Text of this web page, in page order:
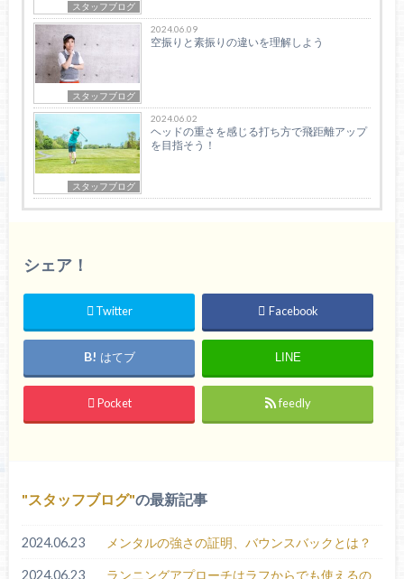
スタッフブログ
スタッフブログ
2024.06.09
空振りと素振りの違いを理解しよう
スタッフブログ
2024.06.02
ヘッドの重さを感じる打ち方で飛距離アップ
を目指そう！
シェア！
Twitter Facebook
はてブ LINE
Pocket feedly
スタッフブログ の最新記事
2024.06.23 メンタルの強さの証明、バウンスバックとは？
2024.06.23
ランニングアプローチはラフからでも使えるの